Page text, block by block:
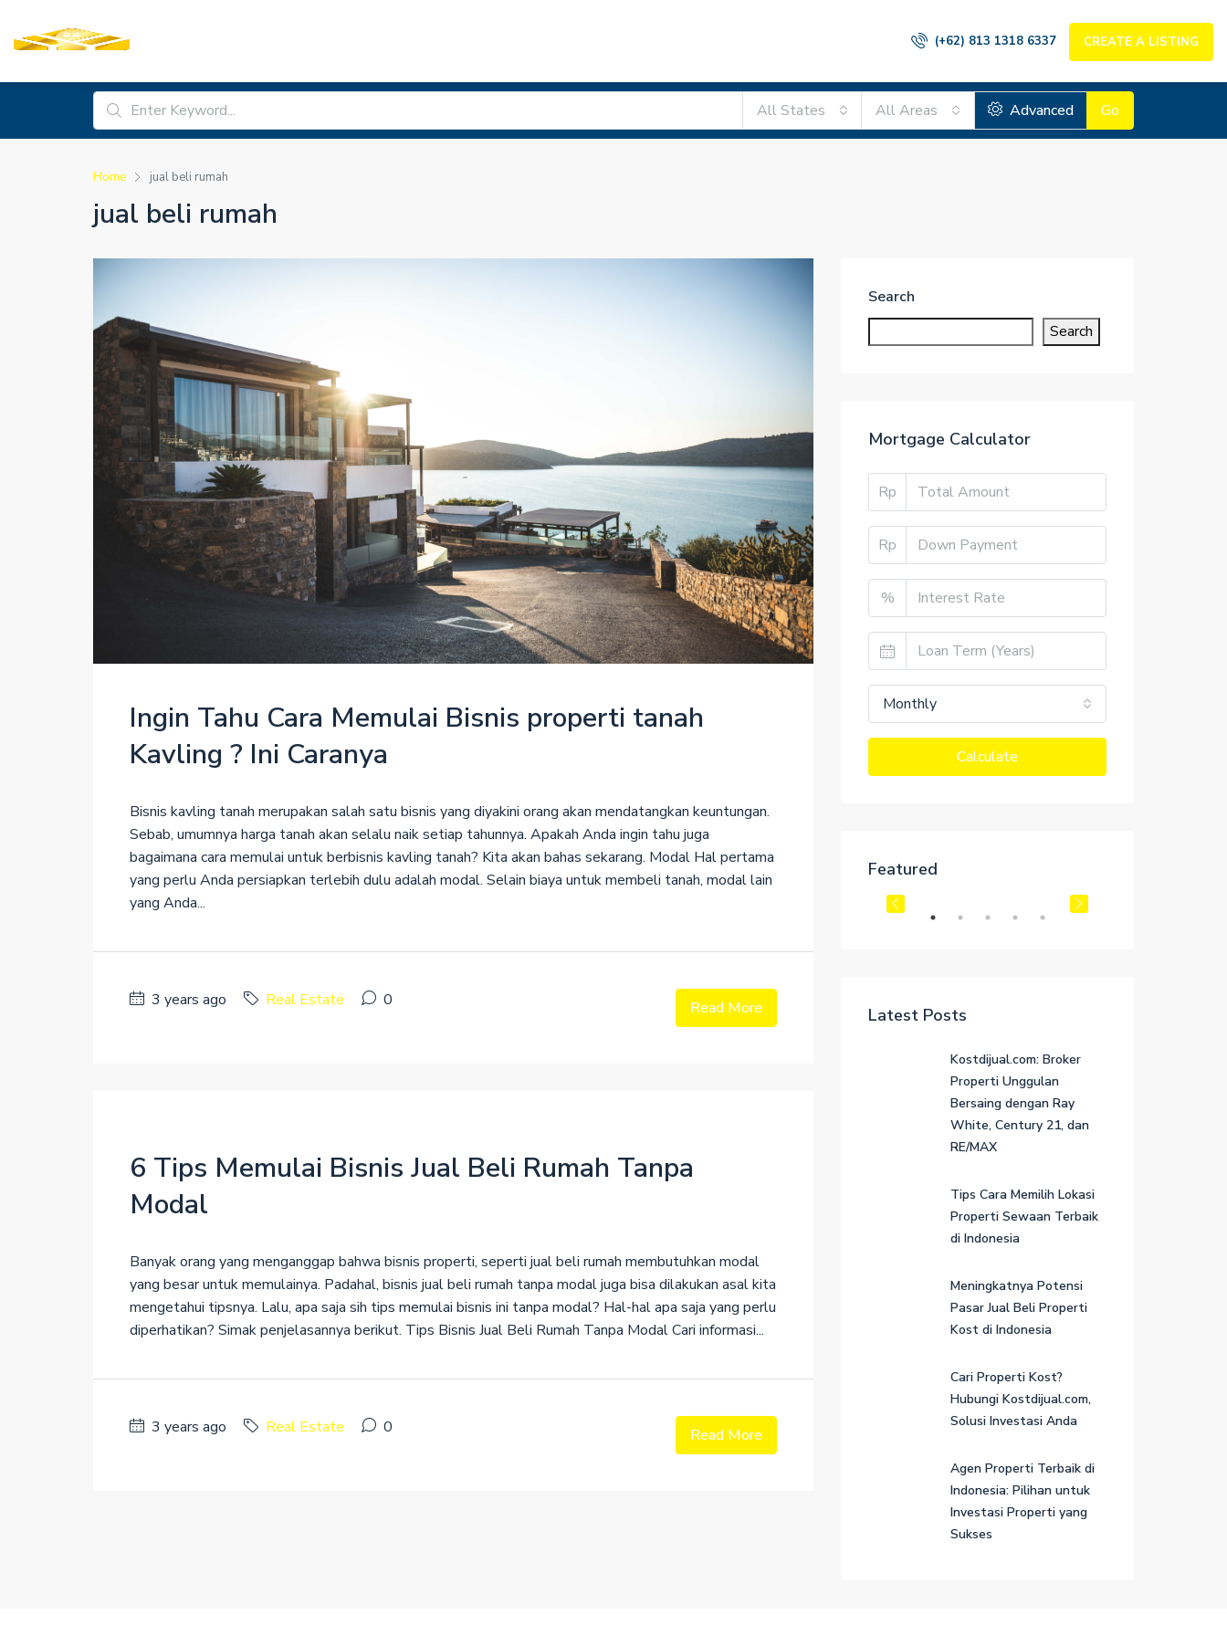
(+62) 813 1318 6337 CREATE A LISTING
All States All Areas Advanced Go
Home jual beli rumah
jual beli rumah
Ingin Tahu Cara Memulai Bisnis properti tanah
Kavling ? Ini Caranya
Bisnis kavling tanah merupakan salah satu bisnis yang diyakini orang akan mendatangkan keuntungan.
Sebab, umumnya harga tanah akan selalu naik setiap tahunnya. Apakah Anda ingin tahu juga
bagaimana cara memulai untuk berbisnis kavling tanah? Kita akan bahas sekarang. Modal Hal pertama
yang perlu Anda persiapkan terlebih dulu adalah modal. Selain biaya untuk membeli tanah, modal lain
yang Anda...
3 years ago Real Estate 0 Read More
6 Tips Memulai Bisnis Jual Beli Rumah Tanpa
Modal
Banyak orang yang menganggap bahwa bisnis properti, seperti jual beli rumah membutuhkan modal
yang besar untuk memulainya. Padahal, bisnis jual beli rumah tanpa modal juga bisa dilakukan asal kita
mengetahui tipsnya. Lalu, apa saja sih tips memulai bisnis ini tanpa modal? Hal-hal apa saja yang perlu
diperhatikan? Simak penjelasannya berikut. Tips Bisnis Jual Beli Rumah Tanpa Modal Cari informasi...
3 years ago Real Estate 0 Read More
Search
Search
Mortgage Calculator
Rp
Rp
%
Monthly
Calculate
Featured
Rp1.6M
Latest Posts
Kostdijual.com: Broker
Properti Unggulan
Bersaing dengan Ray
White, Century 21, dan
RE/MAX
Tips Cara Memilih Lokasi
Properti Sewaan Terbaik
di Indonesia
Meningkatnya Potensi
Pasar Jual Beli Properti
Kost di Indonesia
Cari Properti Kost?
Hubungi Kostdijual.com,
Solusi Investasi Anda
Agen Properti Terbaik di
Indonesia: Pilihan untuk
Investasi Properti yang
Sukses